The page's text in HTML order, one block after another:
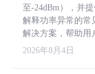
至-24dBm），并
解释功率异常的常
解决方案，帮助用
2026年8月4日